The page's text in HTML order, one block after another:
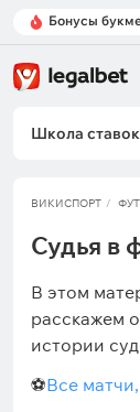
Бонусы
Школа ставок
ВИКИСПОРТ
Судья в
В этом
расскажем
истории
⚽Все